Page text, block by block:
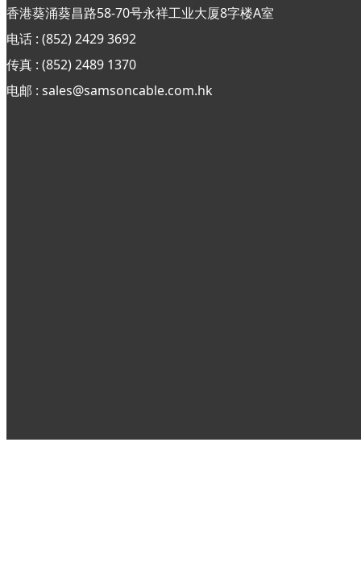
香港葵涌葵昌路58-70号永祥工业大厦8字楼A室
电话 : (852) 2429 3692
传真 : (852)2489 1370
电邮 : sales@samsoncable.com.hk